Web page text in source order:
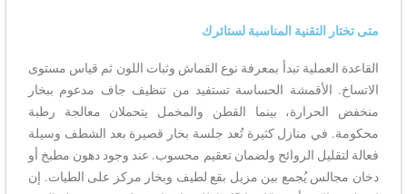
متى تختار التقنية المناسبة لستائرك
القاعدة العملية تبدأ بمعرفة نوع القماش وثبات اللون ثم قياس مستوى
الاتساخ. الأقمشة الحساسة تستفيد من تنظيف جاف مدعوم ببخار
منخفض الحرارة، بينما القطن والمخمل يتحملان معالجة رطبة
محكومة. في منازل كثيرة تُعد جلسة بخار قصيرة بعد الشطف وسيلة
فعالة لتقليل الروائح ولضمان تعقيم محسوب. عند وجود دهون مطبخ أو
دخان مجالس يُجمع بين مزيل بقع لطيف وبخار مركز على الطيات. إن